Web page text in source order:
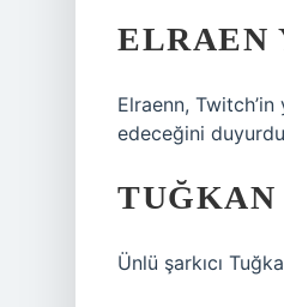
ELRAEN
Elraenn,
edeceğini
Ünlü şarkıcı